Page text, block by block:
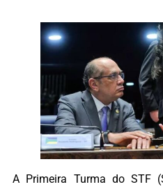
A Primeira Turma do STF